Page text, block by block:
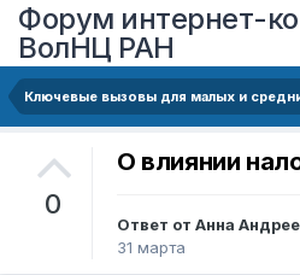
Форум интернет-
ВолНЦ РАН
0
О влиянии
Ответ от Анна
31 марта